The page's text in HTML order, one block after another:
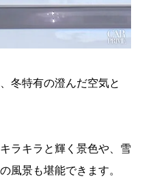
冬特有の澄んだ空気と
ラキラと輝く景色や、雪
風景も堪能できます。